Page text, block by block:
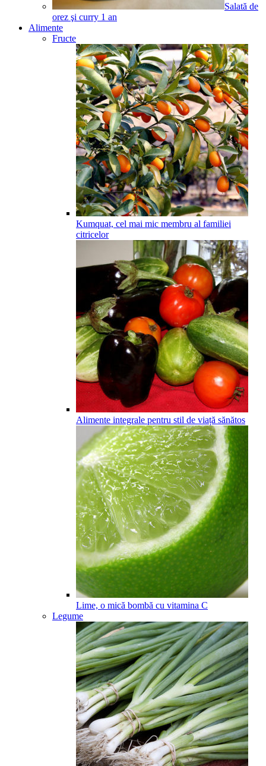
Salată de
orez şi curry 1 an
Alimente
Fructe
Kumquat, cel mai mic membru al familiei
citricelor
Alimente integrale pentru stil de viață sănătos
Lime, o mică bombă cu vitamina C
Legume